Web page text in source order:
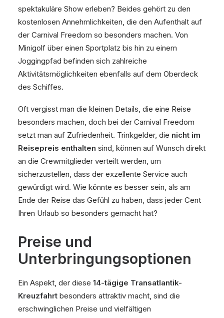
spektakuläre Show erleben? Beides gehört zu den
kostenlosen Annehmlichkeiten, die den Aufenthalt auf
der Carnival Freedom so besonders machen. Von
Minigolf über einen Sportplatz bis hin zu einem
Joggingpfad befinden sich zahlreiche
Aktivitätsmöglichkeiten ebenfalls auf dem Oberdeck
des Schiffes.
Oft vergisst man die kleinen Details, die eine Reise
besonders machen, doch bei der Carnival Freedom
setzt man auf Zufriedenheit. Trinkgelder, die nicht im
Reisepreis enthalten sind, können auf Wunsch direkt
an die Crewmitglieder verteilt werden, um
sicherzustellen, dass der exzellente Service auch
gewürdigt wird. Wie könnte es besser sein, als am
Ende der Reise das Gefühl zu haben, dass jeder Cent
Ihren Urlaub so besonders gemacht hat?
Preise und
Unterbringungsoptionen
Ein Aspekt, der diese 14-tägige Transatlantik-
Kreuzfahrt besonders attraktiv macht, sind die
erschwinglichen Preise und vielfältigen